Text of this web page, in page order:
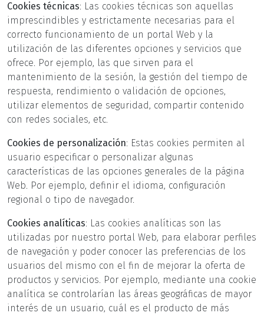
Cookies técnicas: Las cookies técnicas son aquellas
imprescindibles y estrictamente necesarias para el
correcto funcionamiento de un portal Web y la
utilización de las diferentes opciones y servicios que
ofrece. Por ejemplo, las que sirven para el
mantenimiento de la sesión, la gestión del tiempo de
respuesta, rendimiento o validación de opciones,
utilizar elementos de seguridad, compartir contenido
con redes sociales, etc.
Cookies de personalización: Estas cookies permiten al
usuario especificar o personalizar algunas
características de las opciones generales de la página
Web. Por ejemplo, definir el idioma, configuración
regional o tipo de navegador.
Cookies analíticas: Las cookies analíticas son las
utilizadas por nuestro portal Web, para elaborar perfiles
de navegación y poder conocer las preferencias de los
usuarios del mismo con el fin de mejorar la oferta de
productos y servicios. Por ejemplo, mediante una cookie
analítica se controlarían las áreas geográficas de mayor
interés de un usuario, cuál es el producto de más